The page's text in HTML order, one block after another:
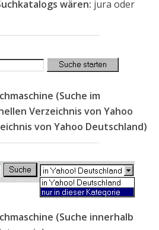
wären: jura oder
(Suche im
Verzeichnis von Yahoo
von Yahoo Deutschland)
(Suche innerhalb